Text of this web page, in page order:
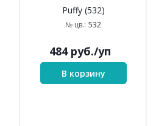
Puffy (532)
№ цв.: 532
484руб./уп
В корзину